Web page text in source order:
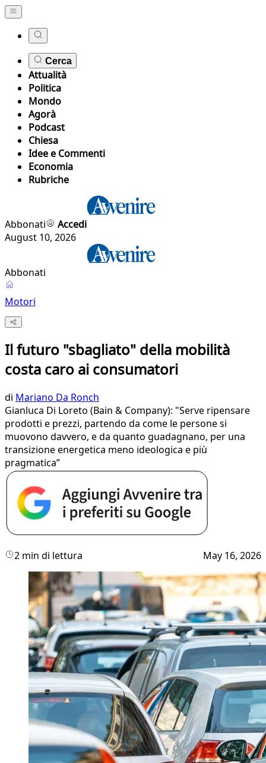
Cerca
Attualità
Politica
Mondo
Agorà
Podcast
Chiesa
Idee e Commenti
Economia
Rubriche
Abbonati
Accedi
August 10, 2026
Abbonati
Motori
Il futuro "sbagliato" della mobilità
costa caro ai consumatori
di Mariano Da Ronch
Gianluca Di Loreto (Bain & Company): "Serve ripensare
prodotti e prezzi, partendo da come le persone si
muovono davvero, e da quanto guadagnano, per una
transizione energetica meno ideologica e più
pragmatica”
2 min di lettura May 16, 2026